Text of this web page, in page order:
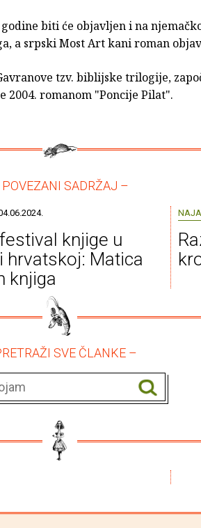
biti će objavljen i na
a srpski Most Art kani roman
tzv. biblijske trilogije,
2004. romanom "Poncije Pilat".
SADRŽAJ –
knjige u
hrvatskoj: Matica
knjiga
SVE ČLANKE –